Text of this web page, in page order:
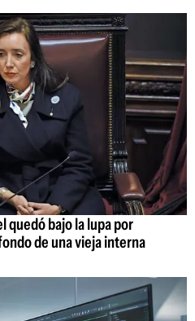
quedó bajo la lupa por
de una vieja interna